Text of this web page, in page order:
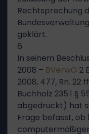
Rechtsprechung
geklärt.
6
In seinem
2008 – BVerwG 2
2008, 477, Rn. 22
Buchholz 235.1 §
abgedruckt) hat
Frage befasst, ob